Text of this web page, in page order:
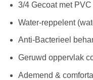
3/4 Gecoat met
Water-reppelent
Anti-Bacterieel
Geruwd oppervlak
Ademend &